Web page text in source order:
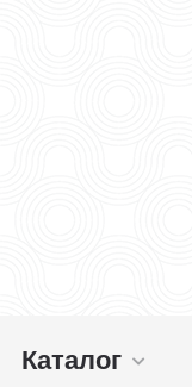
Каталог